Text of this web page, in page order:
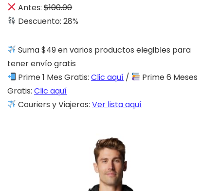
Antes:$100.00
Descuento: 28%
Suma $49 en varios productos elegibles para
tener envío gratis
Prime 1 Mes Gratis:Clic aquí /
Prime 6 Meses
Gratis: Clic aquí
Couriers y Viajeros:Ver lista aquí